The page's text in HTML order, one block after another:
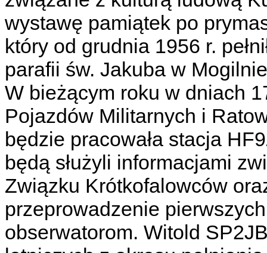
wystawę pamiątek po
który od grudnia 1956 r.
parafii św. Jakuba w
W bieżącym roku w dniach
Pojazdów Militarnych i
będzie pracowała stacja
będą służyli informacjami
Związku Krótkofalowców
przeprowadzenie
obserwatorom. Witold